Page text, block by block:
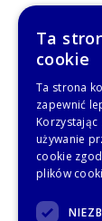
Ta
cookie
Ta strona
zapewnić
Korzystając
używanie
cookie
plików